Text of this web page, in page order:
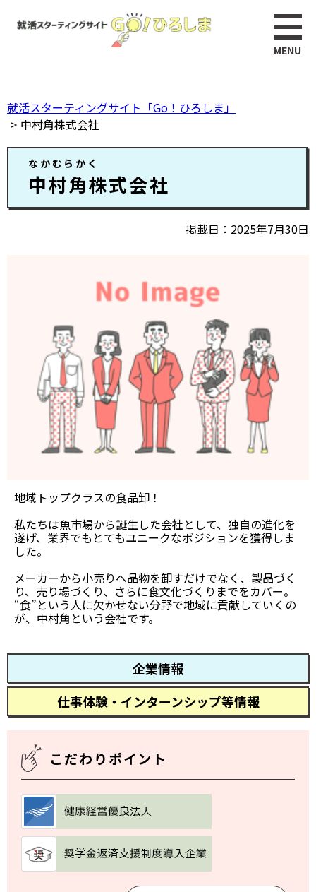
で
す。
就活スターティングサイト「Go！ひろしま」
中村角株式会社
なかむらかく
中村角株式会社
掲載日 2025年7月30日
地域トップクラスの食品卸！
私たちは魚市場から誕生した会社として、独自の進化を
遂げ、業界でもとてもユニークなポジションを獲得しま
した。
メーカーから小売りへ品物を卸すだけでなく、製品づく
り、売り場づくり、さらに食文化づくりまでをカバー。
“食”という人に欠かせない分野で地域に貢献していくの
が、中村角という会社です。
企業情報
仕事体験・インターンシップ等情報
こだわりポイント